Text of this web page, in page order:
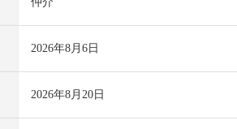
2026年8月6日
2026年8月20日